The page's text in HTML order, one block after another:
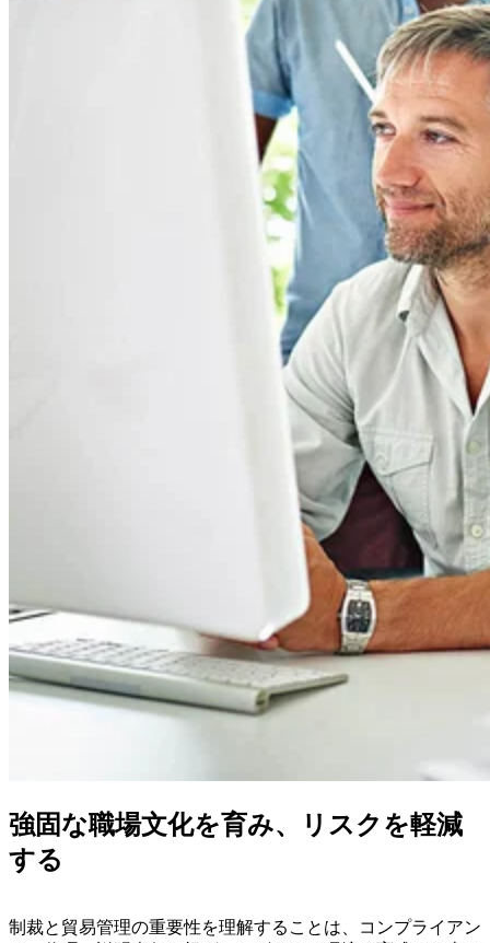
強固な職場文化を育み、リスクを軽減
する
制裁と貿易管理の重要性を理解することは、コンプライアン